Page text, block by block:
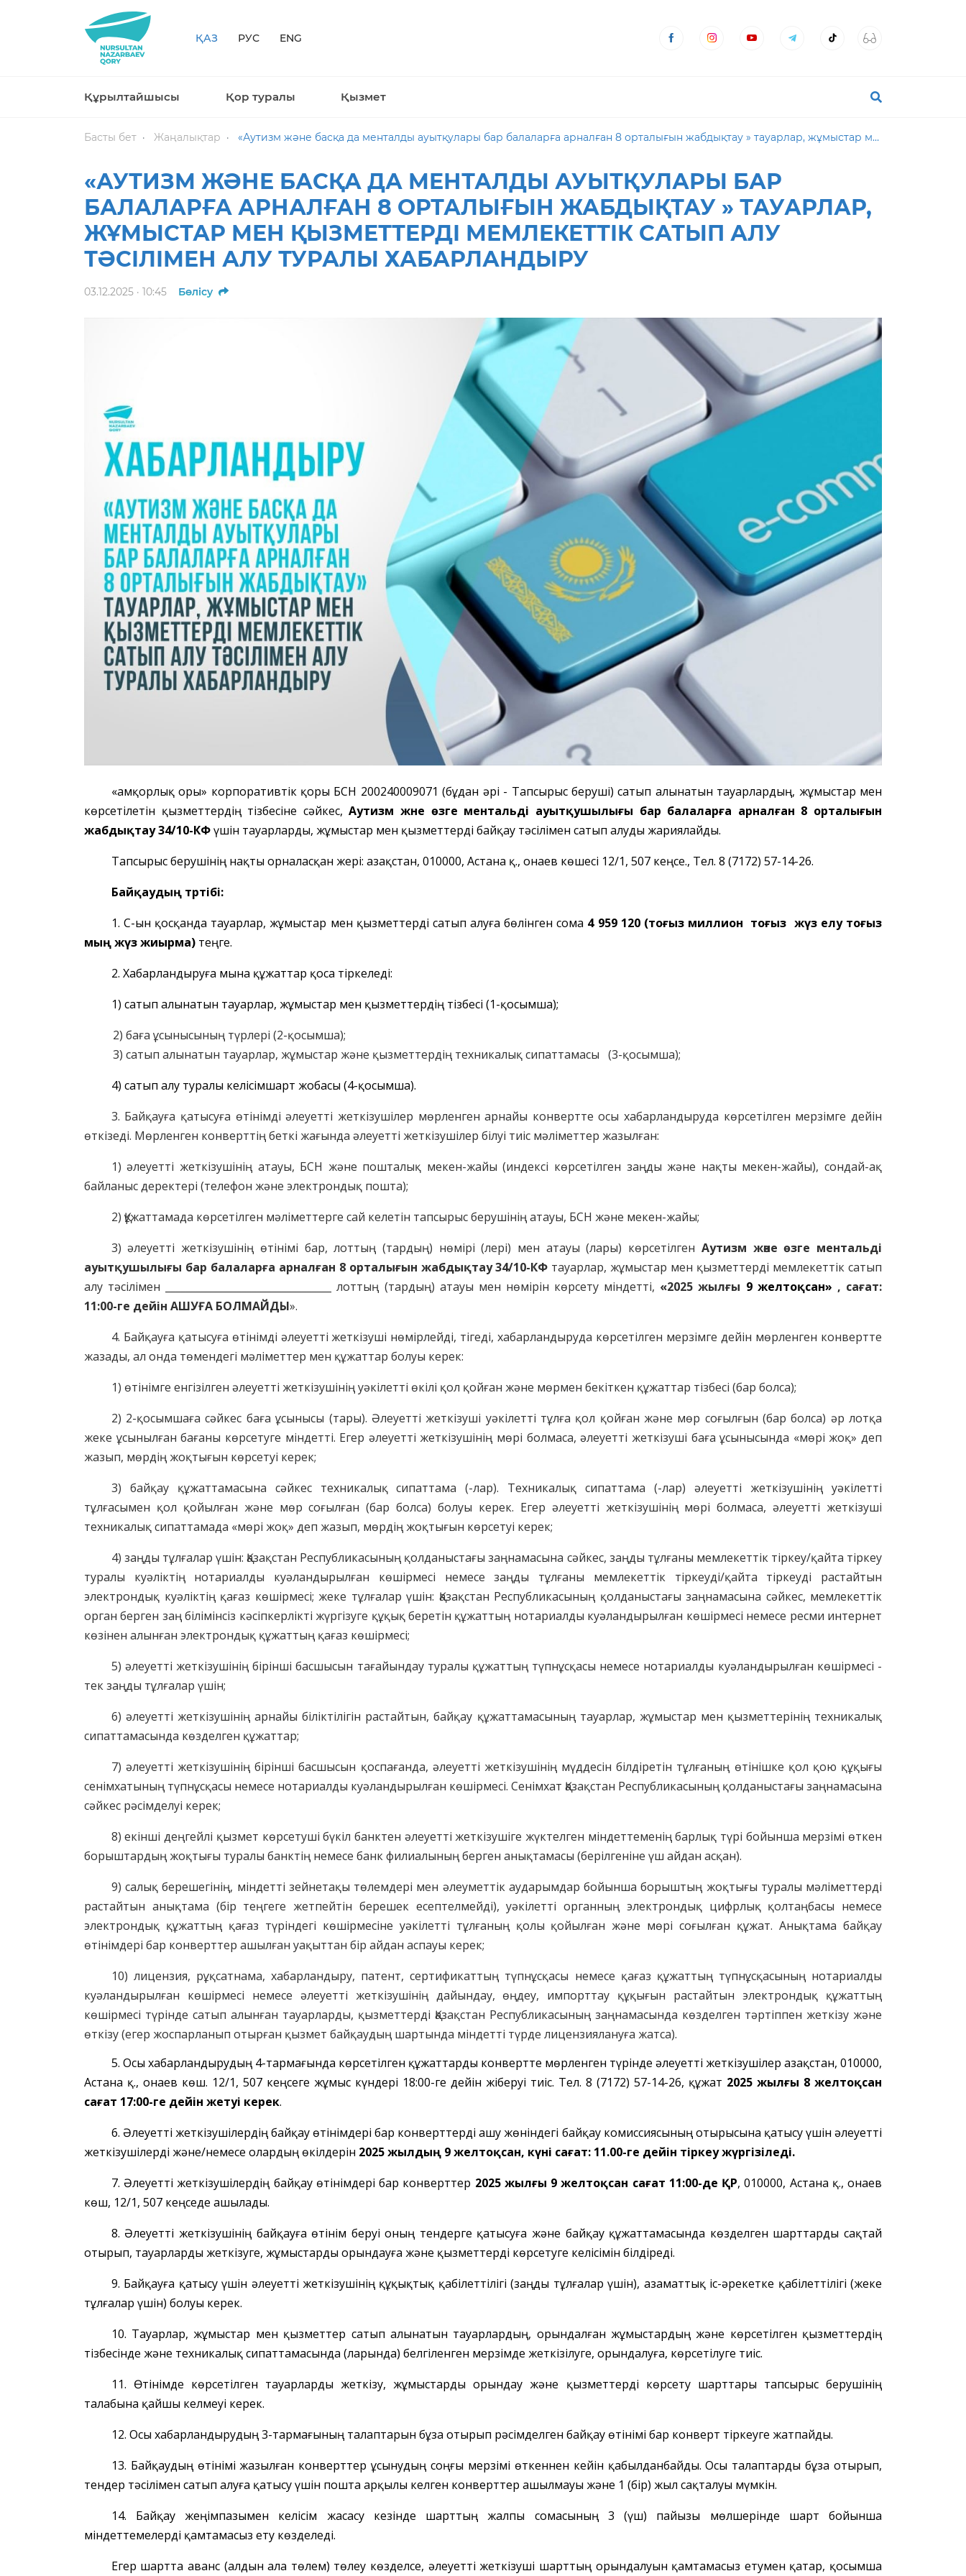
ҚАЗ РУС ENG
Құрылтайшысы Қор туралы Қызмет
Басты бет Жаңалықтар «Аутизм және басқа да менталды ауытқулары бар балаларға арналған 8 орталығын жабдықтау » тауарлар, жұмыстар мен қызметтерді мемлекеттік сатып алу тәсілімен алу туралы хабарландыру
«АУТИЗМ ЖӘНЕ БАСҚА ДА МЕНТАЛДЫ АУЫТҚУЛАРЫ БАР
БАЛАЛАРҒА АРНАЛҒАН 8 ОРТАЛЫҒЫН ЖАБДЫҚТАУ » ТАУАРЛАР,
ЖҰМЫСТАР МЕН ҚЫЗМЕТТЕРДІ МЕМЛЕКЕТТІК САТЫП АЛУ
ТӘСІЛІМЕН АЛУ ТУРАЛЫ ХАБАРЛАНДЫРУ
03.12.2025 · 10:45 Бөлісу
«Қамқорлық Қоры» корпоративтік қоры БСН 200240009071 (бұдан әрі - Тапсырыс беруші) сатып алынатын тауарлардың, жұмыстар мен
көрсетілетін қызметтердің тізбесіне сәйкес,Аутизм және өзге ментальді ауытқушылығы бар балаларға арналған 8 орталығын
жабдықтау 34/10-КФүшін тауарларды, жұмыстар мен қызметтерді байқау тәсілімен сатып алуды жариялайды.
Тапсырыс берушінің нақты орналасқан жері: Қазақстан, 010000, Астана қ., Қонаев көшесі 12/1, 507 кеңсе., Тел. 8 (7172) 57-14-26.
Байқаудың тәртібі:
1. ҚҚС-ын қосқанда тауарлар, жұмыстар мен қызметтерді сатып алуға бөлінген сома 4 959 120 (тоғыз миллион тоғыз жүз елу тоғыз
мың жүз жиырма) теңге.
2. Хабарландыруға мына құжаттар қоса тіркеледі:
1) сатып алынатын тауарлар, жұмыстар мен қызметтердің тізбесі (1-қосымша);
2) баға ұсынысының түрлері (2-қосымша);
3) сатып алынатын тауарлар, жұмыстар және қызметтердің техникалық сипаттамасы (3-қосымша);
4) сатып алу туралы келісімшарт жобасы (4-қосымша).
3. Байқауға қатысуға өтінімді әлеуетті жеткізушілер мөрленген арнайы конвертте осы хабарландыруда көрсетілген мерзімге дейін
өткізеді. Мөрленген конверттің беткі жағында әлеуетті жеткізушілер білуі тиіс мәліметтер жазылған:
1) әлеуетті жеткізушінің атауы, БСН және пошталық мекен-жайы (индексі көрсетілген заңды және нақты мекен-жайы), сондай-ақ
байланыс деректері (телефон және электрондық пошта);
2) Құжаттамада көрсетілген мәліметтерге сай келетін тапсырыс берушінің атауы, БСН және мекен-жайы;
3) әлеуетті жеткізушінің өтінімі бар, лоттың (тардың) нөмірі (лері) мен атауы (лары) көрсетілген Аутизм және өзге ментальді
ауытқушылығы бар балаларға арналған 8 орталығын жабдықтау 34/10-КФ тауарлар, жұмыстар мен қызметтерді мемлекеттік сатып
алу тәсілімен _________________________________ лоттың (тардың) атауы мен нөмірін көрсету міндетті, «2025 жылғы 9 желтоқсан» , сағат:
11:00-ге дейін АШУҒА БОЛМАЙДЫ».
4. Байқауға қатысуға өтінімді әлеуетті жеткізуші нөмірлейді, тігеді, хабарландыруда көрсетілген мерзімге дейін мөрленген конвертте
жазады, ал онда төмендегі мәліметтер мен құжаттар болуы керек:
1) өтінімге енгізілген әлеуетті жеткізушінің уәкілетті өкілі қол қойған және мөрмен бекіткен құжаттар тізбесі (бар болса);
2) 2-қосымшаға сәйкес баға ұсынысы (тары). Әлеуетті жеткізуші уәкілетті тұлға қол қойған және мөр соғылғын (бар болса) әр лотқа
жеке ұсынылған бағаны көрсетуге міндетті. Егер әлеуетті жеткізушінің мөрі болмаса, әлеуетті жеткізуші баға ұсынысында «мөрі жоқ» деп
жазып, мөрдің жоқтығын көрсетуі керек;
3) байқау құжаттамасына сәйкес техникалық сипаттама (-лар). Техникалық сипаттама (-лар) әлеуетті жеткізушінің уәкілетті
тұлғасымен қол қойылған және мөр соғылған (бар болса) болуы керек. Егер әлеуетті жеткізушінің мөрі болмаса, әлеуетті жеткізуші
техникалық сипаттамада «мөрі жоқ» деп жазып, мөрдің жоқтығын көрсетуі керек;
4) заңды тұлғалар үшін: Қазақстан Республикасының қолданыстағы заңнамасына сәйкес, заңды тұлғаны мемлекеттік тіркеу/қайта тіркеу
туралы куәліктің нотариалды куәландырылған көшірмесі немесе заңды тұлғаны мемлекеттік тіркеуді/қайта тіркеуді растайтын
электрондық куәліктің қағаз көшірмесі; жеке тұлғалар үшін: Қазақстан Республикасының қолданыстағы заңнамасына сәйкес, мемлекеттік
орган берген заң білімінсіз кәсіпкерлікті жүргізуге құқық беретін құжаттың нотариалды куәландырылған көшірмесі немесе ресми интернет
көзінен алынған электрондық құжаттың қағаз көшірмесі;
5) әлеуетті жеткізушінің бірінші басшысын тағайындау туралы құжаттың түпнұсқасы немесе нотариалды куәландырылған көшірмесі -
тек заңды тұлғалар үшін;
6) әлеуетті жеткізушінің арнайы біліктілігін растайтын,байқау құжаттамасының тауарлар, жұмыстар мен қызметтерінің техникалық
сипаттамасында көзделген құжаттар;
7) әлеуетті жеткізушінің бірінші басшысын қоспағанда, әлеуетті жеткізушініңмүддесін білдіретін тұлғаның өтінішке қол қою құқығы
сенімхатының түпнұсқасы немесе нотариалды куәландырылған көшірмесі. Сенімхат Қазақстан Республикасының қолданыстағы заңнамасына
сәйкес рәсімделуі керек;
8) екінші деңгейлі қызмет көрсетуші бүкіл банктен әлеуетті жеткізушіге жүктелген міндеттеменіңбарлық түрі бойынша мерзімі өткен
борыштардыңжоқтығы туралы банктің немесе банк филиалының берген анықтамасы (берілгеніне үш айдан асқан).
9) салық берешегінің, міндетті зейнетақы төлемдері мен әлеуметтік аударымдар бойынша борыштың жоқтығы туралы мәліметтерді
растайтын анықтама (бір теңгеге жетпейтін берешек есептелмейді), уәкілетті органның электрондық цифрлық қолтаңбасы немесе
электрондық құжаттың қағаз түріндегі көшірмесіне уәкілетті тұлғаның қолы қойылған және мөрі соғылған құжат. Анықтама байқау
өтінімдері бар конверттер ашылған уақыттан бір айдан аспауы керек;
10) лицензия, рұқсатнама, хабарландыру, патент, сертификаттың түпнұсқасы немесе қағаз құжаттың түпнұсқасының нотариалды
куәландырылған көшірмесі немесе әлеуетті жеткізушінің дайындау, өңдеу, импорттау құқығын растайтын электрондық құжаттың
көшірмесі түрінде сатып алынған тауарларды, қызметтерді Қазақстан Республикасының заңнамасында көзделген тәртіппен жеткізу және
өткізу(егер жоспарланып отырған қызмет байқаудың шартында міндетті түрде лицензиялануға жатса).
5. Осы хабарландырудың 4-тармағында көрсетілген құжаттарды конвертте мөрленген түрінде әлеуетті жеткізушілер Қазақстан, 010000,
Астана қ., Қонаев көш. 12/1, 507 кеңсеге жұмыс күндері 18:00-ге дейін жіберуі тиіс. Тел. 8 (7172) 57-14-26, құжат 2025 жылғы 8 желтоқсан
сағат 17:00-ге дейін жетуі керек.
6. Әлеуетті жеткізушілердің байқау өтінімдері бар конверттерді ашу жөніндегі байқау комиссиясының отырысына қатысу үшін әлеуетті
жеткізушілерді және/немесе олардың өкілдерін 2025 жылдың 9 желтоқсан, күні сағат: 11.00-ге дейін тіркеу жүргізіледі.
7. Әлеуетті жеткізушілердің байқау өтінімдері бар конверттер 2025 жылғы 9 желтоқсан сағат 11:00-де ҚР, 010000, Астана қ., Қонаев
көш, 12/1, 507 кеңседе ашылады.
8. Әлеуетті жеткізушінің байқауға өтінім беруі оның тендерге қатысуға және байқау құжаттамасында көзделген шарттарды сақтай
отырып, тауарларды жеткізуге, жұмыстарды орындауға және қызметтерді көрсетуге келісімін білдіреді.
9. Байқауға қатысу үшін әлеуеттіжеткізушінің құқықтық қабілеттілігі (заңды тұлғалар үшін), азаматтық іс-әрекетке қабілеттілігі (жеке
тұлғалар үшін) болуы керек.
10. Тауарлар, жұмыстар мен қызметтер сатып алынатын тауарлардың, орындалған жұмыстардың және көрсетілген қызметтердің
тізбесінде және техникалық сипаттамасында (ларында) белгіленген мерзімде жеткізілуге, орындалуға, көрсетілуге тиіс.
11. Өтінімде көрсетілген тауарларды жеткізу, жұмыстарды орындау және қызметтерді көрсету шарттары тапсырыс берушінің
талабына қайшы келмеуі керек.
12. Осы хабарландырудың 3-тармағының талаптарын бұза отырып рәсімделген байқау өтінімі бар конверт тіркеуге жатпайды.
13. Байқаудың өтінімі жазылған конверттер ұсынудың соңғы мерзімі өткеннен кейін қабылданбайды. Осы талаптарды бұза отырып,
тендер тәсілімен сатып алуға қатысу үшін пошта арқылы келген конверттер ашылмауы және 1 (бір) жыл сақталуы мүмкін.
14. Байқау жеңімпазымен келісім жасасу кезінде шарттың жалпы сомасының 3 (үш) пайызы мөлшерінде шарт бойынша
міндеттемелерді қамтамасыз ету көзделеді.
Егер шартта аванс (алдын ала төлем) төлеу көзделсе, әлеуеттіжеткізуші шарттың орындалуын қамтамасыз етумен қатар, қосымша